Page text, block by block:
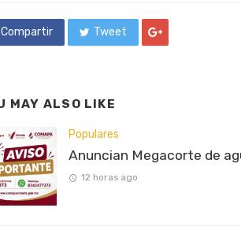
Compartir Tweet
MAY ALSO LIKE
Populares
Anuncian Megacorte de
12 horas ago